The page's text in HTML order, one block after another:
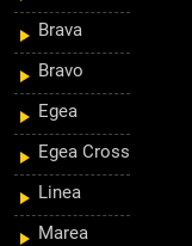
Brava
Bravo
Egea
Egea Cross
Linea
Marea